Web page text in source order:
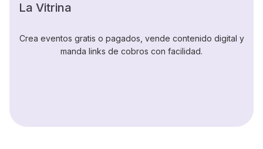
La Vitrina
Crea eventos gratis o pagados, vende contenido digital y
manda links de cobros con facilidad.